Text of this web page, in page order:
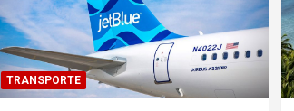
TRANSPORTE